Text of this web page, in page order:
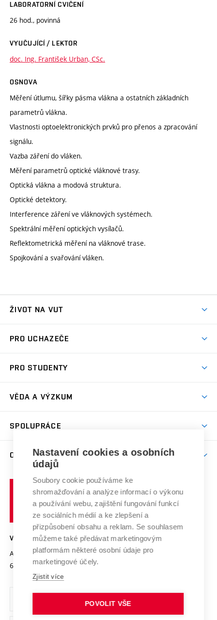
LABORATORNÍ CVIČENÍ
26 hod., povinná
VYUČUJÍCÍ / LEKTOR
doc. Ing. František Urban, CSc.
OSNOVA
Měření útlumu, šířky pásma vlákna a ostatních základních
parametrů vlákna.
Vlastnosti optoelektronických prvků pro přenos a zpracování
signálu.
Vazba záření do vláken.
Měření parametrů optické vláknové trasy.
Optická vlákna a modová struktura.
Optické detektory.
Interference záření ve vláknových systémech.
Spektrální měření optických vysílačů.
Reflektometrická měření na vláknové trase.
Spojkování a svařování vláken.
ŽIVOT NA VUT
Koleje
Sport na VUT
PRO UCHAZEČE
Dny otevřených dveří
Celoživotní vzdělávání
E-přihláška
PRO STUDENTY
Harmonogram akademického roku
Závěrečné práce
Doktorské studium
Zpracování osobních údajů studentů
Sociální bezpečí
Studium bez bariér
Podpora podnikání
VĚDA A VÝZKUM
Mezinárodní vědecká rada
Systém zajišťování kvality výzkumu
Výzkumné infrastruktury
Transfer znalostí
Open Science
Projekty
Projekty ze strukturálních fondů
Specifický výzkum
SPOLUPRÁCE
Zahraniční spolupráce
Spolupráce se školami
Služby univerzity
Mezinárodní dohody
Univerzitní sítě
O UNIVERZITĚ
Profil univerzity
Udržitelná univerzita
Podnikavá univerzita / ContriBUTe
Bezpečná univerzita
Vyznamenání
Organizační struktura
Ochrana osobních údajů
učení
technické
VYSOKÉ UČENÍ TECHNICKÉ V BRNĚ
Antonínská 548/1
602 00 Brno
www.vut.cz
vut@vutbr.cz
Nastavení cookies a osobních
údajů
Soubory cookie používáme ke
shromažďování a analýze informací o výkonu
a používání webu, zajištění fungování funkcí
ze sociálních médií a ke zlepšení a
přizpůsobení obsahu a reklam. Se souhlasem
můžeme také předávat marketingovým
platformám některé osobní údaje pro
marketingové účely.
Zjistit více
POVOLIT VŠE